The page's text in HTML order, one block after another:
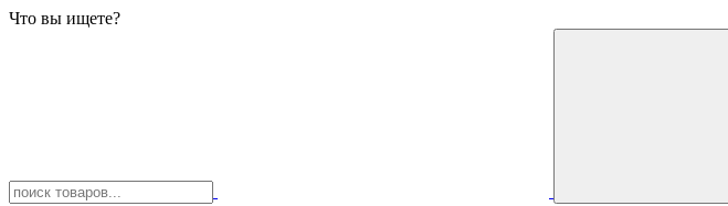
Что вы ищете?